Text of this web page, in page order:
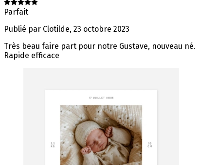
Parfait
Publié par Clotilde, 23 octobre 2023
Très beau faire part pour notre Gustave, nouveau né.
Rapide efficace